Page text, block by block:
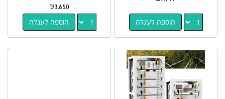
הוספה לעגלה
₪3,650
הוספה לעגלה